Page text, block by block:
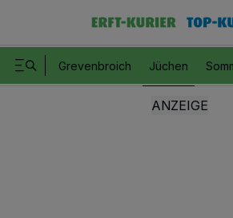
Grevenbroich Jüchen